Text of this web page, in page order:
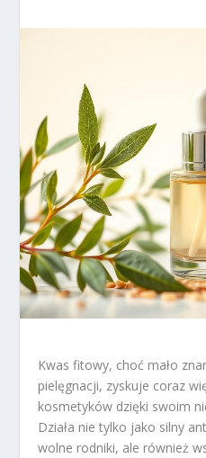
Kwas fitowy, choć mało
pielęgnacji, zyskuje coraz
kosmetyków dzięki swoim
Działa nie tylko jako silny
wolne rodniki, ale również